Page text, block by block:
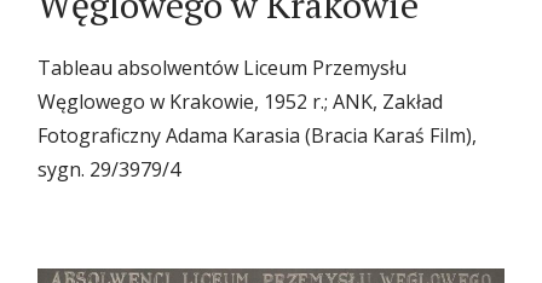
Tableau absolwentów Liceum Przemysłu
Węglowego w Krakowie, 1952 r.; ANK, Zakład
Fotograficzny Adama Karasia (Bracia Karaś Film),
sygn. 29/3979/4